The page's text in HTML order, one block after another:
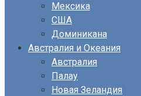
Мексика
США
Доминикана
Австралия и Океания
Австралия
Палау
Новая Зеландия